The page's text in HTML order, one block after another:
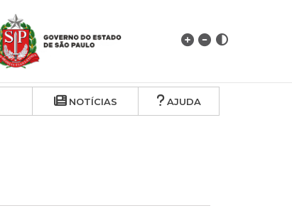
NOTÍCIAS AJUDA